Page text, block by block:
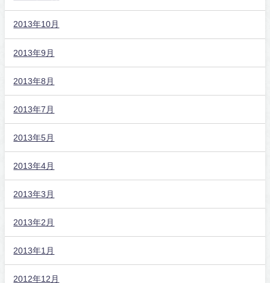
2013年10月
2013年9月
2013年8月
2013年7月
2013年5月
2013年4月
2013年3月
2013年2月
2013年1月
2012年12月